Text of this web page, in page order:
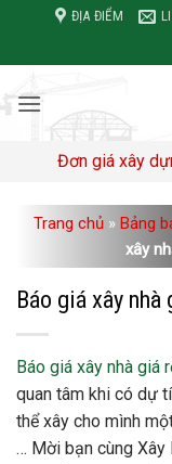
nội
dung
ĐỊA ĐIỂM
giá xây dựng: GIÁ
Trang chủ » Bảng
xây
Báo giá xây
Báo giá xây nhà giá
quan tâm khi có dự
thể xây cho mình
… Mời bạn cùng Xây